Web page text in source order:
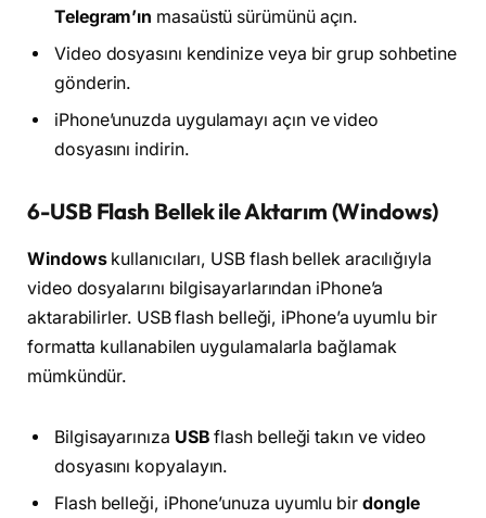
Telegram’ın masaüstü sürümünü açın.
Video dosyasını kendinize veya bir grup sohbetine
gönderin.
iPhone’unuzda uygulamayı açın ve video
dosyasını indirin.
6-USB Flash Bellek ile Aktarım (Windows)
Windows kullanıcıları, USB flash bellek aracılığıyla
video dosyalarını bilgisayarlarından iPhone’a
aktarabilirler. USB flash belleği, iPhone’a uyumlu bir
formatta kullanabilen uygulamalarla bağlamak
mümkündür.
Bilgisayarınıza USBflash belleği takın ve video
dosyasını kopyalayın.
Flash belleği, iPhone’unuza uyumlu bir dongle